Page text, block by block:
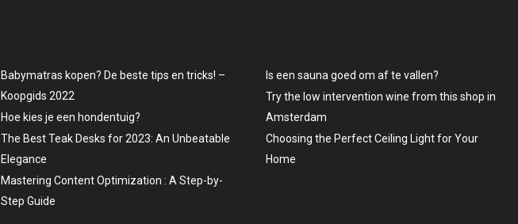
Babymatras kopen? De beste tips en tricks! –
Koopgids 2022
Hoe kies je een hondentuig?
The Best Teak Desks for 2023: An Unbeatable
Elegance
Mastering Content Optimization : A Step-by-
Step Guide
Is een sauna goed om af te vallen?
Try the low intervention wine from this shop in
Amsterdam
Choosing the Perfect Ceiling Light for Your
Home